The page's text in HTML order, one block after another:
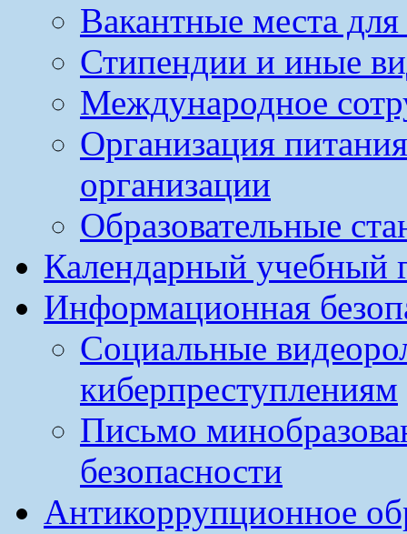
Вакантные места
Стипендии и иные
Международное
Организация
организации
Образовательные
Календарный учебный
Информационная
Социальные
киберпреступлениям
Письмо
безопасности
Антикоррупционное